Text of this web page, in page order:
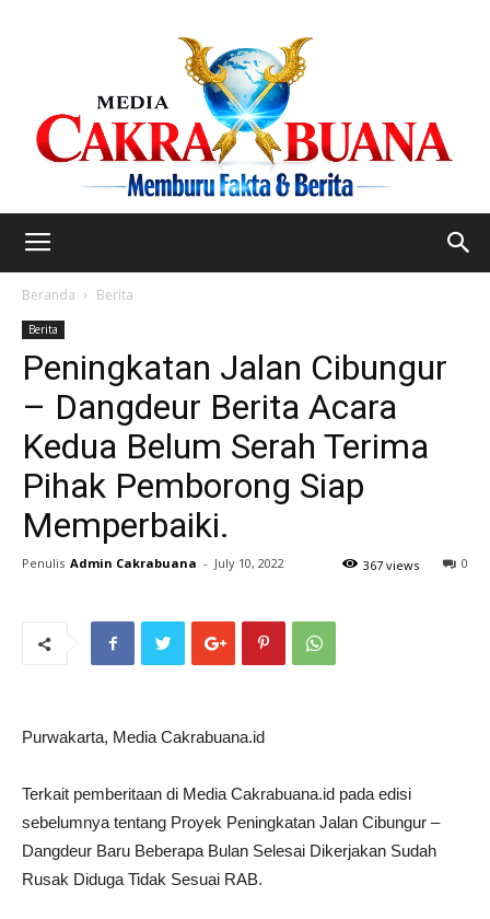
Beranda Berita
Berita
Peningkatan Jalan Cibungur
– Dangdeur Berita Acara
Kedua Belum Serah Terima
Pihak Pemborong Siap
Memperbaiki.
Penulis Admin Cakrabuana - July 10, 2022 0
367 views
Purwakarta, Media Cakrabuana.id
Terkait pemberitaan di Media Cakrabuana.id pada edisi
sebelumnya tentang Proyek Peningkatan Jalan Cibungur –
Dangdeur Baru Beberapa Bulan Selesai Dikerjakan Sudah
Rusak Diduga Tidak Sesuai RAB.